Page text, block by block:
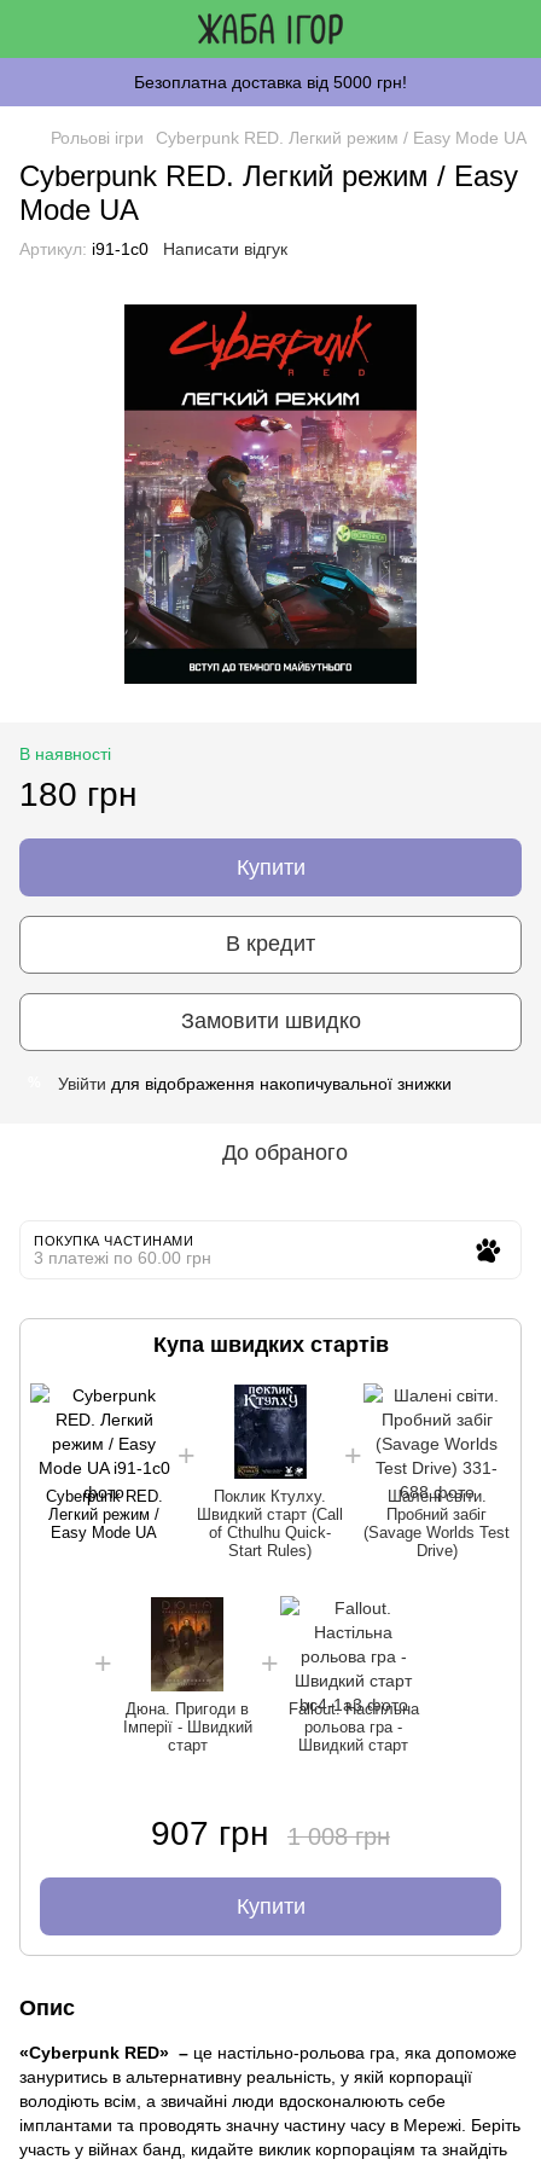
Безоплатна доставка від 5000 грн!
Рольові ігри Cyberpunk RED. Легкий режим / Easy Mode UA
Cyberpunk RED. Легкий режим / Easy
Mode UA
Артикул: i91-1c0 Написати відгук
В наявності
180 грн
Купити
В кредит
Замовити швидко
Увійти для відображення накопичувальної знижки
До обраного
ПОКУПКА ЧАСТИНАМИ
3 платежі по 60.00 грн
Купа швидких стартів
Cyberpunk RED.
Легкий режим /
Easy Mode UA
Поклик Ктулху.
Швидкий старт (Call
of Cthulhu Quick-
Start Rules)
Шалені світи.
Пробний забіг
(Savage Worlds Test
Drive)
Дюна. Пригоди в
Імперії - Швидкий
старт
Fallout. Настільна
рольова гра -
Швидкий старт
907 грн 1 008 грн
Купити
Опис
«Cyberpunk RED» – це настільно-рольова гра, яка допоможе
зануритись в альтернативну реальність, у якій корпорації
володіють всім, а звичайні люди вдосконалюють себе
імплантами та проводять значну частину часу в Мережі. Беріть
участь у війнах банд, кидайте виклик корпораціям та знайдіть